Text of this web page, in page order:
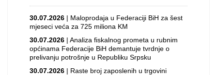
30.07.2026 | Maloprodaja u Federaciji BiH za šest
mjeseci veća za 725 miliona KM
30.07.2026 | Analiza fiskalnog prometa u rubnim
općinama Federacije BiH demantuje tvrdnje o
prelivanju potrošnje u Republiku Srpsku
30.07.2026 | Raste broj zaposlenih u trgovini